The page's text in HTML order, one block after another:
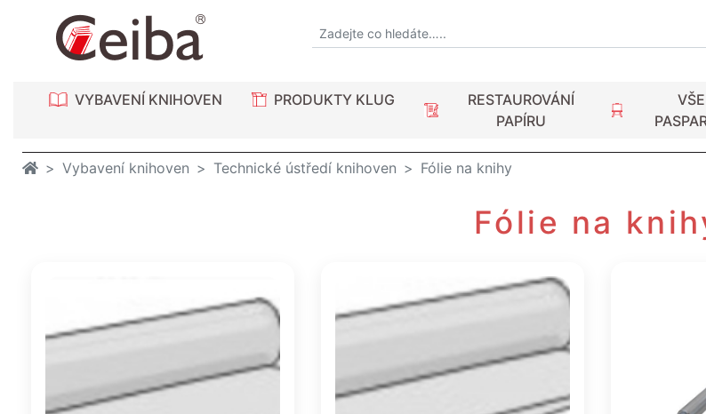
VYBAVENÍ KNIHOVEN PRODUKTY KLUG
RESTAUROVÁNÍ
PAPÍRU
Vybavení knihoven Technické ústředí knihoven Fólie na knihy
Fólie na